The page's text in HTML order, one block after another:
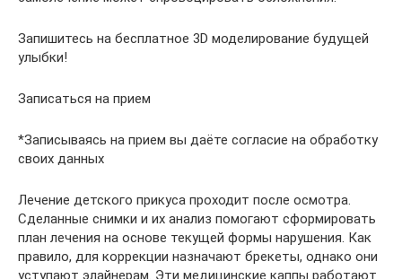
Запишитесь на бесплатное 3D моделирование будущей
улыбки!
Записаться на прием
*Записываясь на прием вы даёте согласие на обработку
своих данных
Лечение детского прикуса проходит после осмотра.
Сделанные снимки и их анализ помогают сформировать
план лечения на основе текущей формы нарушения. Как
правило, для коррекции назначают брекеты, однако они
уступают элайнерам. Эти медицинские каппы работают